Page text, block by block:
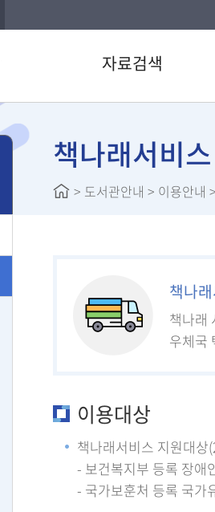
자료검색
DVD/CD검색
연속간행물목록
주제별검색
책나래서비스
> 도서관안내 > 이용안내 >
책나
책나래
우체국
이용대상
책나래서비스 지원대상
- 보건복지부 등록 장애
- 국가보훈처 등록 국가